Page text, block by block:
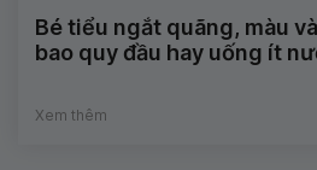
Bé tiểu ngắt quãng, màu
bao quy đầu hay uống ít
Xem thêm